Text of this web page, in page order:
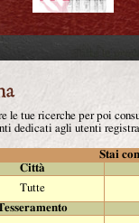
le tue ricerche per poi
dedicati agli utenti
Stai
Città
Tutte